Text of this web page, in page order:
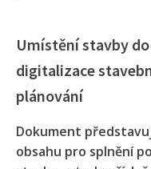
Umístění stavby
digitalizace
plánování
Dokument
obsahu pro splnění